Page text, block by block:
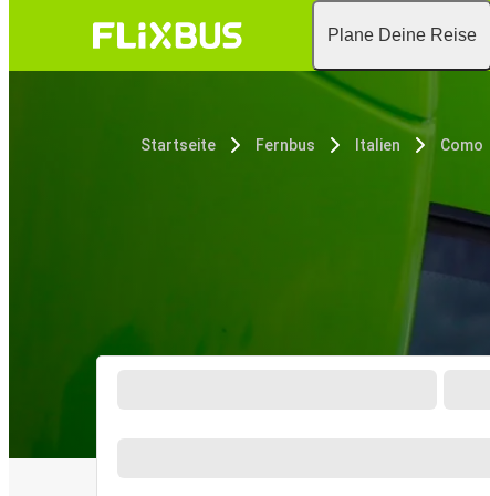
Plane Deine Reise
Startseite Fernbus Italien Como